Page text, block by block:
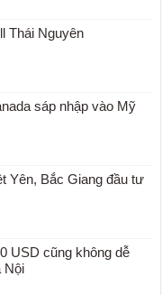
Thái Nguyên
sáp nhập vào Mỹ
Yên, Bắc Giang đầu tư
USD cũng không dễ
Nội